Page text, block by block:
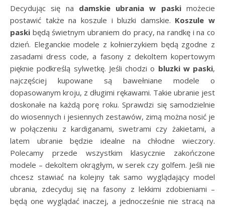
Decydując się na damskie ubrania w paskimożecie
postawić także na koszule i bluzki damskie. Koszule w
paski będą świetnym ubraniem do pracy, na randkę i na co
dzień. Eleganckie modele z kołnierzykiem będą zgodne z
zasadami dress code, a fasony z dekoltem kopertowym
pięknie podkreślą sylwetkę. Jeśli chodzi o bluzki w paski,
najczęściej kupowane są bawełniane modele o
dopasowanym kroju, z długimi rękawami. Takie ubranie jest
doskonałe na każdą porę roku. Sprawdzi się samodzielnie
do wiosennych i jesiennych zestawów, zimą można nosić je
w połączeniu z kardiganami, swetrami czy żakietami, a
latem ubranie będzie idealne na chłodne wieczory.
Polecamy przede wszystkim klasycznie zakończone
modele – dekoltem okrągłym, w serek czy golfem. Jeśli nie
chcesz stawiać na kolejny tak samo wyglądający model
ubrania, zdecyduj się na fasony z lekkimi zdobieniami –
będą one wyglądać inaczej, a jednocześnie nie stracą na